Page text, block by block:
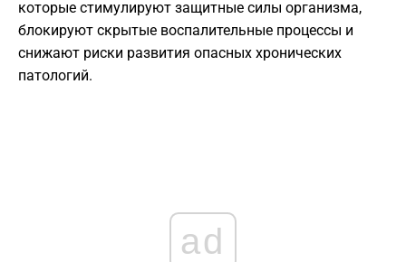
которые стимулируют защитные силы организма,
блокируют скрытые воспалительные процессы и
снижают риски развития опасных хронических
патологий.
ad